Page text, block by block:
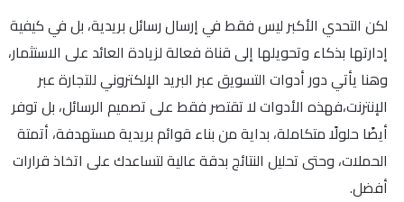
لكن التحدي الأكبر ليس فقط في إرسال رسائل بريدية، بل في كيفية
إدارتها بذكاء وتحويلها إلى قناة فعالة لزيادة العائد على الاستثمار،
وهنا يأتي دور أدوات التسويق عبر البريد الإلكتروني للتجارة عبر
الإنترنت،فهذه الأدوات لا تقتصر فقط على تصميم الرسائل، بل توفر
أيضًا حلولًا متكاملة، بداية من بناء قوائم بريدية مستهدفة، أتمتة
الحملات، وحتى تحليل النتائج بدقة عالية لتساعدك على اتخاذ قرارات
أفضل.